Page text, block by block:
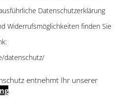
Datenschutzerklärung
Widerrufsmöglichkeiten finden Sie
datenschutz/
entnehmt Ihr unserer
.